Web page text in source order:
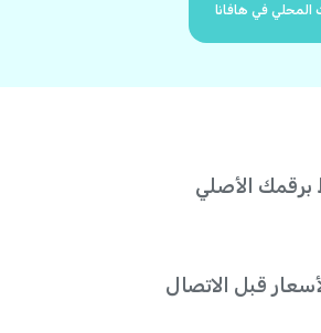
المحلي في هافانا
برقمك الأصلي
قبل الاتصال